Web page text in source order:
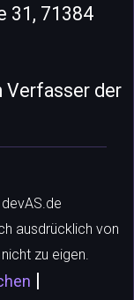
31, 71384
Verfasser der
ausdrücklich von
zu eigen.
|